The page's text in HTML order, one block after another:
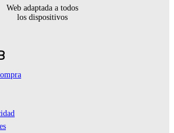
Web adaptada a todos
los dispositivos